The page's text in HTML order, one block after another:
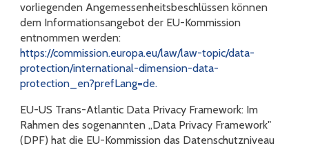
vorliegenden Angemessenheitsbeschlüssen können
dem Informationsangebot der EU-Kommission
entnommen werden:
https://commission.europa.eu/law/law-topic/data-
protection/international-dimension-data-
protection_en?prefLang=de.
EU-US Trans-Atlantic Data Privacy Framework: Im
Rahmen des sogenannten „Data Privacy Framework"
(DPF) hat die EU-Kommission das Datenschutzniveau